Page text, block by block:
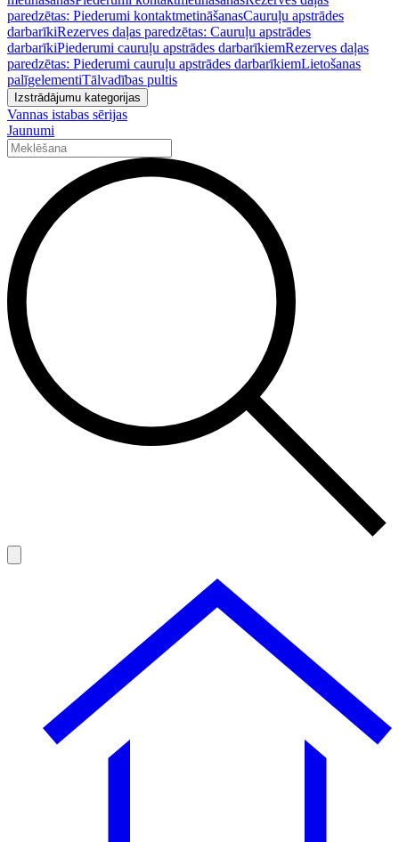
paredzētas: Piederumi kontaktmetināšanasCauruļu apstrādes
darbarīkiRezerves daļas paredzētas: Cauruļu apstrādes
darbarīkiPiederumi cauruļu apstrādes darbarīkiemRezerves daļas
paredzētas: Piederumi cauruļu apstrādes darbarīkiemLietošanas
palīgelementiTālvadības pultis
Izstrādājumu kategorijas
Vannas istabas sērijas
Jaunumi